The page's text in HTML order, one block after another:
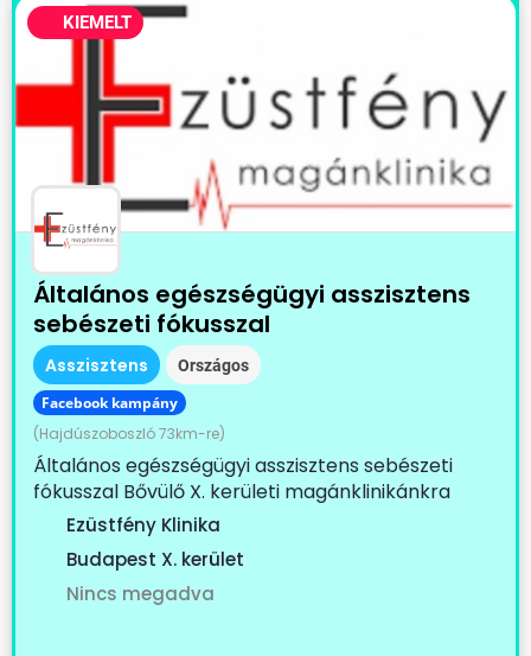
KIEMELT
Általános egészségügyi asszisztens
sebészeti fókusszal
Asszisztens Országos
Facebook kampány
(Hajdúszoboszló 73km-re)
Általános egészségügyi asszisztens sebészeti
fókusszal Bővülő X. kerületi magánklinikánkra
keresünk...
Ezüstfény Klinika
Budapest X. kerület
Nincs megadva